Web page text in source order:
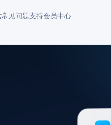
常见问题支持会员中心